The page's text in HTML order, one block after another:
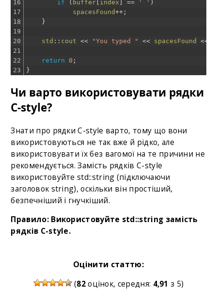
16
17
18
19
20
21
22
23
if
( buffer index == ' ' )
spacesFound++ ;
}
std :: cout << "You typed " << spacesFound <<
return 0 ;
}
Чи варто використовувати рядки
C-style?
Знати про рядки C-style варто, тому що вони
використовуються не так вже й рідко, але
використовувати їх без вагомої на те причини не
рекомендується. Замість рядків C-style
використовуйте std::string (підключаючи
заголовок string), оскільки він простіший,
безпечніший і гнучкіший.
Правило: Використовуйте std::string замість
рядків C-style.
Оцінити статтю:
(82оцінок, середня: 4,91 з 5)